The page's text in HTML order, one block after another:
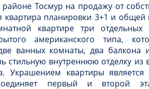
Тосмур на продажу от
квартира планировки 3+1 и
квартире три
американского типа,
ванных комнаты, два балкона
стильную внутреннюю отделку из
Украшением квартиры является
первый и второй